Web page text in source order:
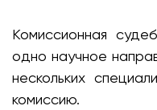
Комиссионная
одно научное
нескольких
комиссию.